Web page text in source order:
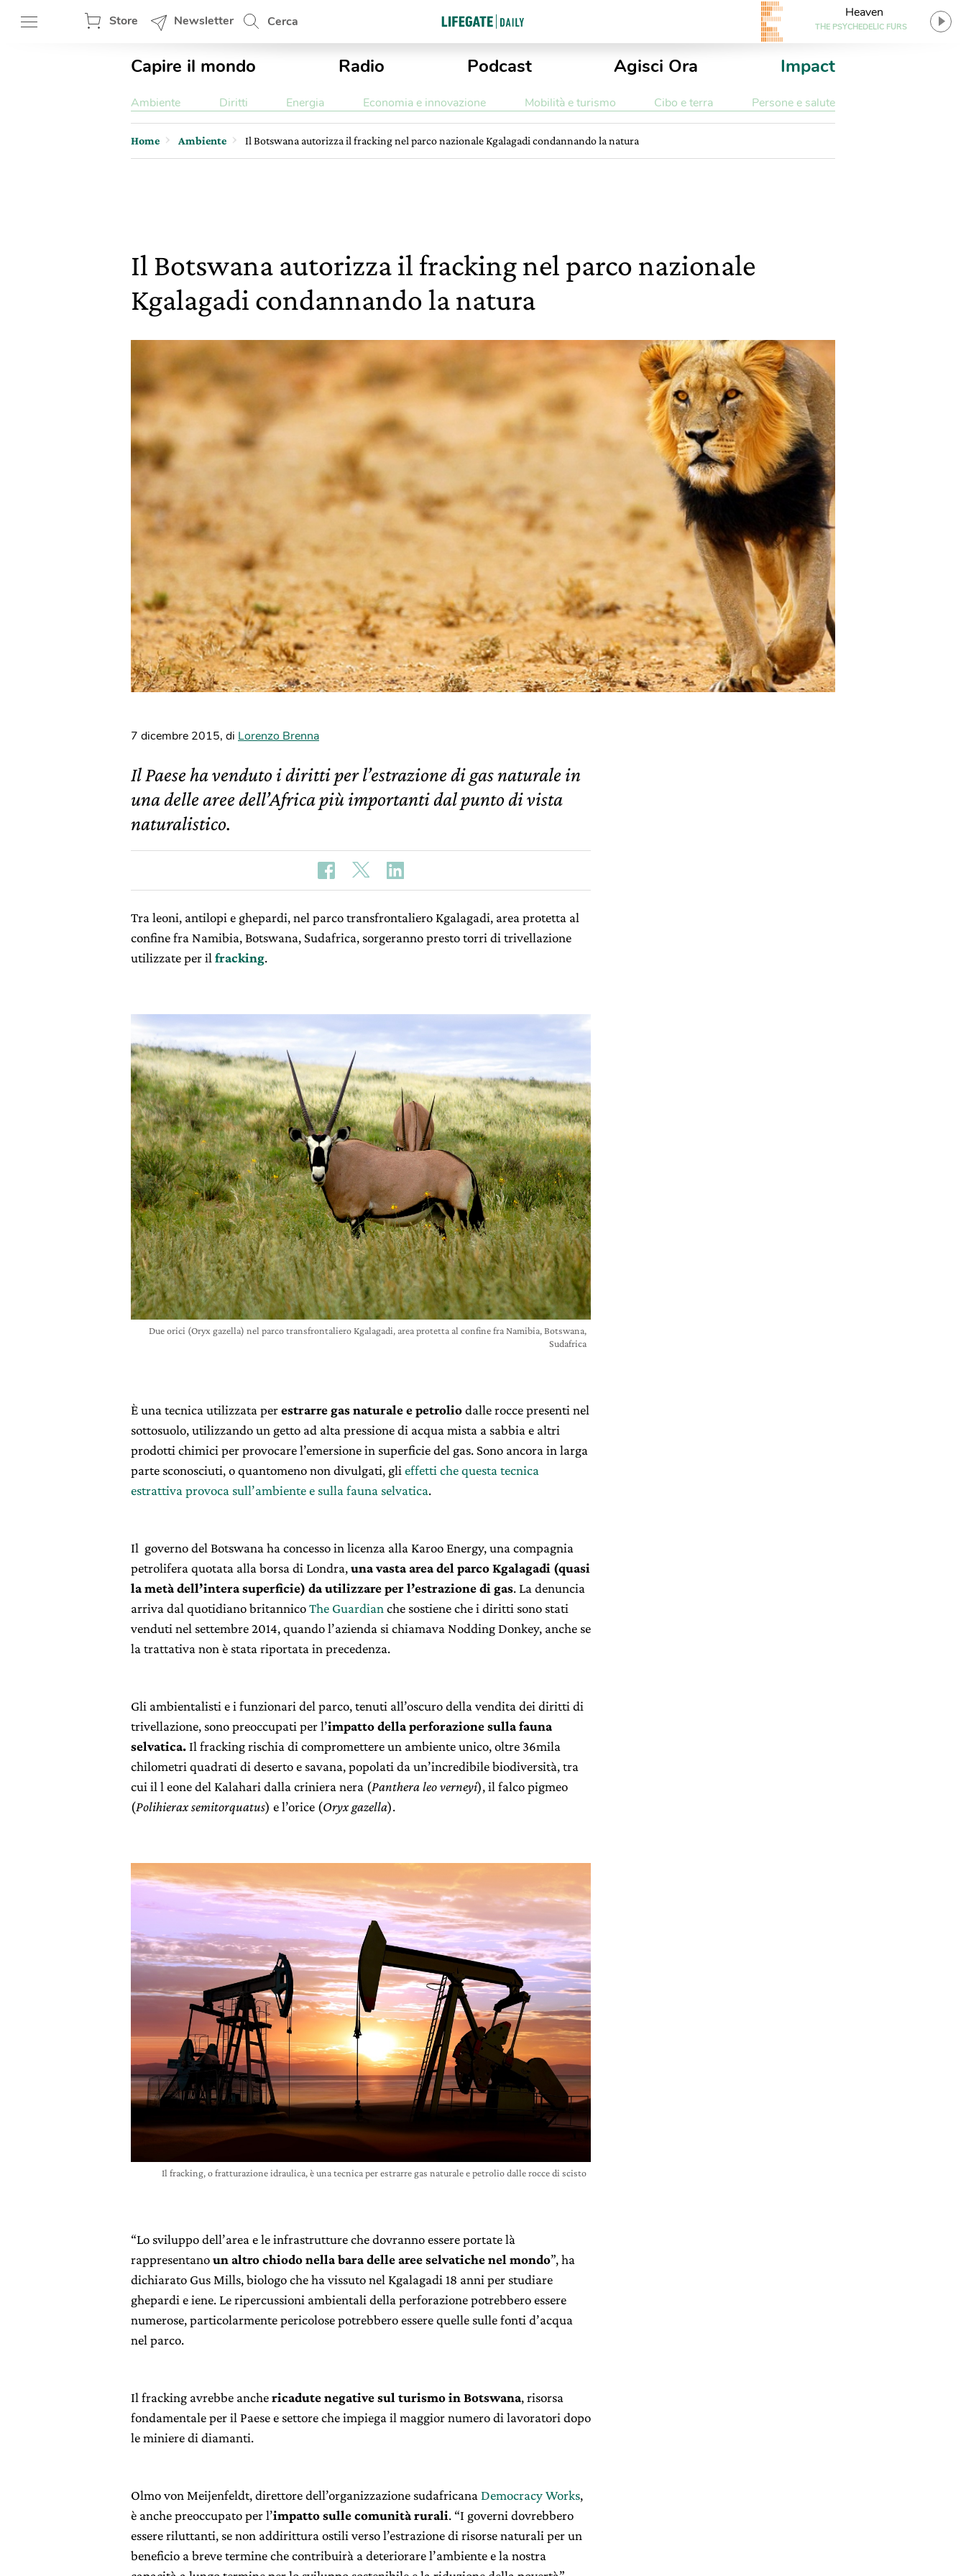
Store Newsletter Cerca
Heaven
THE PSYCHEDELIC FURS
Capire il mondo Radio Podcast Agisci Ora Impact
Ambiente Diritti Energia Economia e innovazione Mobilità e turismo Cibo e terra Persone e salute
Home Ambiente Il Botswana autorizza il fracking nel parco nazionale Kgalagadi condannando la natura
Il Botswana autorizza il fracking nel parco nazionale
Kgalagadi condannando la natura
7 dicembre 2015, di Lorenzo Brenna
Il Paese ha venduto i diritti per l’estrazione di gas naturale in
una delle aree dell’Africa più importanti dal punto di vista
naturalistico.
Tra leoni, antilopi e ghepardi, nel parco transfrontaliero Kgalagadi, area protetta al
confine fra Namibia, Botswana, Sudafrica, sorgeranno presto torri di trivellazione
utilizzate per il fracking.
Due orici (Oryx gazella) nel parco transfrontaliero Kgalagadi, area protetta al confine fra Namibia, Botswana,
Sudafrica
È una tecnica utilizzata perestrarre gas naturale e petroliodalle rocce presenti nel
sottosuolo, utilizzando un getto ad alta pressione di acqua mista a sabbia e altri
prodotti chimici per provocare l’emersione in superficie del gas. Sono ancora in larga
parte sconosciuti, o quantomeno non divulgati, gli effetti che questa tecnica
estrattiva provoca sull’ambiente e sulla fauna selvatica.
Il governo del Botswana ha concesso in licenza alla Karoo Energy, una compagnia
petrolifera quotata alla borsa di Londra,una vasta area del parco Kgalagadi (quasi
la metà dell’intera superficie) da utilizzare per l’estrazione di gas. La denuncia
arriva dal quotidiano britannicoThe Guardian che sostiene che i diritti sono stati
venduti nel settembre 2014, quando l’azienda si chiamava Nodding Donkey, anche se
la trattativa non è stata riportata in precedenza.
Gli ambientalisti e i funzionari del parco, tenuti all’oscuro della vendita dei diritti di
trivellazione, sono preoccupati per l’impatto della perforazione sulla fauna
selvatica. Il fracking rischia di compromettere un ambiente unico, oltre 36mila
chilometri quadrati di deserto e savana, popolati da un’incredibile biodiversità, tra
cui il l eone del Kalahari dalla criniera nera (Panthera leo verneyi), il falco pigmeo
(Polihierax semitorquatus) e l’orice (Oryx gazella).
Il fracking, o fratturazione idraulica, è una tecnica per estrarre gas naturale e petrolio dalle rocce di scisto
“Lo sviluppo dell’area e le infrastrutture che dovranno essere portate là
rappresentanoun altro chiodo nella bara delle aree selvatiche nel mondo”, ha
dichiarato Gus Mills, biologo che ha vissuto nel Kgalagadi 18 anni per studiare
ghepardi e iene. Le ripercussioni ambientali della perforazione potrebbero essere
numerose, particolarmente pericolose potrebbero essere quelle sulle fonti d’acqua
nel parco.
Il fracking avrebbe anchericadute negative sul turismo in Botswana, risorsa
fondamentale per il Paese e settore che impiega il maggior numero di lavoratori dopo
le miniere di diamanti.
Olmo von Meijenfeldt, direttore dell’organizzazione sudafricana Democracy Works,
è anche preoccupato per l’impatto sulle comunità rurali. “I governi dovrebbero
essere riluttanti, se non addirittura ostili verso l’estrazione di risorse naturali per un
beneficio a breve termine che contribuirà a deteriorare l’ambiente e la nostra